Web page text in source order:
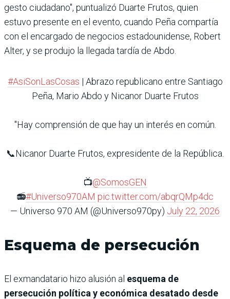
gesto ciudadano", puntualizó Duarte Frutos, quien
estuvo presente en el evento, cuando Peña compartía
con el encargado de negocios estadounidense, Robert
Alter, y se produjo la llegada tardía de Abdo.
#AsiSonLasCosas | Abrazo republicano entre Santiago
Peña, Mario Abdo y Nicanor Duarte Frutos
"Hay comprensión de que hay un interés en común.
📞Nicanor Duarte Frutos, expresidente de la República.
📺@SomosGEN
📻#Universo970AM pic.twitter.com/abqrQMp4dc
— Universo 970 AM (@Universo970py) July 22, 2026
Esquema de persecución
El exmandatario hizo alusión al esquema de
persecución política y económica desatado desde